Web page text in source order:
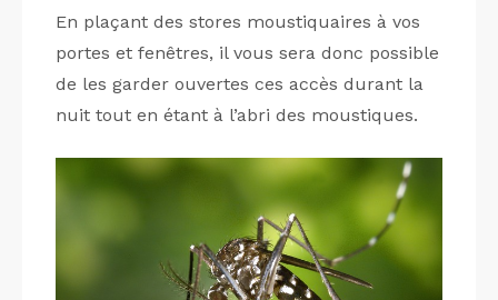
En plaçant des stores moustiquaires à vos
portes et fenêtres, il vous sera donc possible
de les garder ouvertes ces accès durant la
nuit tout en étant à l’abri des moustiques.